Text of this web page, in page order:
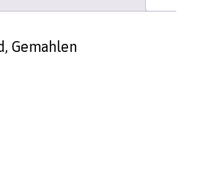
Gemahlen